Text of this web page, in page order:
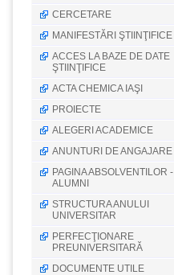
CERCETARE
MANIFESTĂRI ŞTIINŢIFICE
ACCES LA BAZE DE DATE
ŞTIINŢIFICE
ACTA CHEMICA IAŞI
PROIECTE
ALEGERI ACADEMICE
ANUNTURI DE ANGAJARE
PAGINA ABSOLVENTILOR -
ALUMNI
STRUCTURA ANULUI
UNIVERSITAR
PERFECŢIONARE
PREUNIVERSITARĂ
DOCUMENTE UTILE